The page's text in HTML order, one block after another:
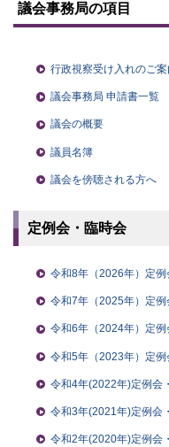
議会事務局の項目
行政視察受け入れのご案
議会事務局 申請書一覧
議会の概要
議員名簿
議会を傍聴される方へ
定例会・臨時会
令和8年（2026年）定例
令和7年（2025年）定例
令和6年（2024年）定例
令和5年（2023年）定例
令和4年(2022年)定例会
令和3年(2021年)定例会
令和2年(2020年)定例会